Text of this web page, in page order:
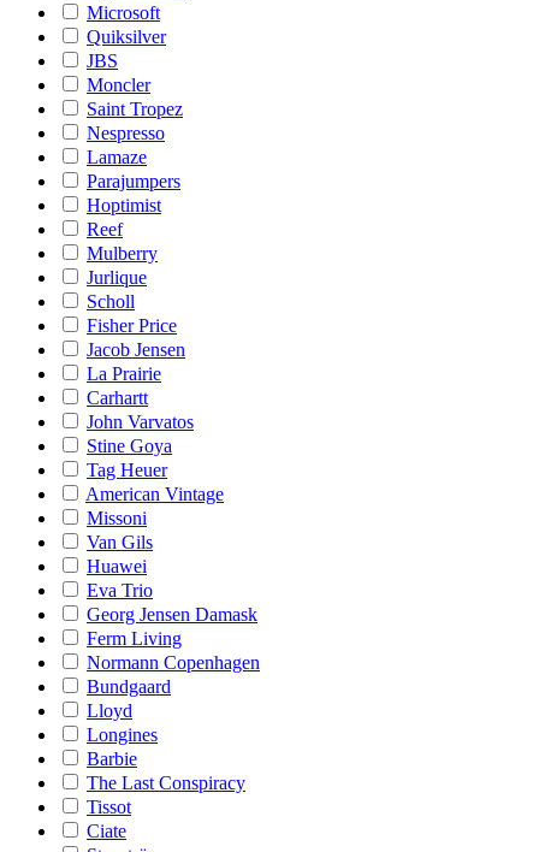
Microsoft
Quiksilver
JBS
Moncler
Saint Tropez
Nespresso
Lamaze
Parajumpers
Hoptimist
Reef
Mulberry
Jurlique
Scholl
Fisher Price
Jacob Jensen
La Prairie
Carhartt
John Varvatos
Stine Goya
Tag Heuer
American Vintage
Missoni
Van Gils
Huawei
Eva Trio
Georg Jensen Damask
Ferm Living
Normann Copenhagen
Bundgaard
Lloyd
Longines
Barbie
The Last Conspiracy
Tissot
Ciate